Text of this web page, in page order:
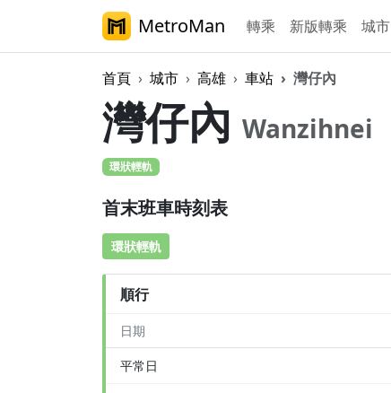
MetroMan 轉乘 新版轉乘 城市
首頁 城市 高雄 車站 灣仔內
灣仔內 Wanzihnei
環狀輕軌
首末班車時刻表
環狀輕軌
順行
日期
平常日